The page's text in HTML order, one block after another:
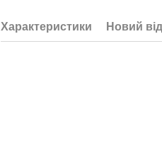
Характеристики Новий